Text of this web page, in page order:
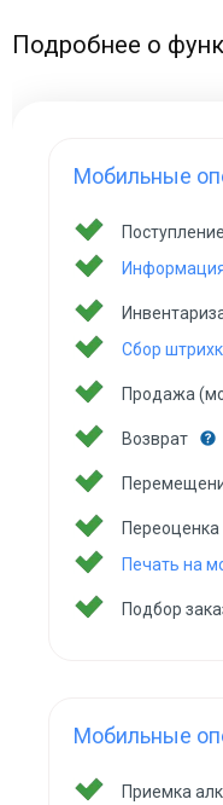
Подробнее о
Мобильные
Поступление
Сбор
Продажа
Возврат
Переоценка
Печать на
Подбор
Мобильные
Приемка